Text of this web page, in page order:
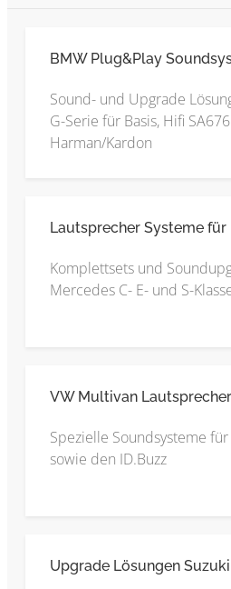
BMW Plug&Play
Sound- und Upgrade
G-Serie für Basis, Hifi
Harman/Kardon
Lautsprecher Systeme für
Komplettsets und
Mercedes C- E- und S-
VW Multivan
Spezielle Soundsysteme für
sowie den ID.Buzz
Upgrade Lösungen